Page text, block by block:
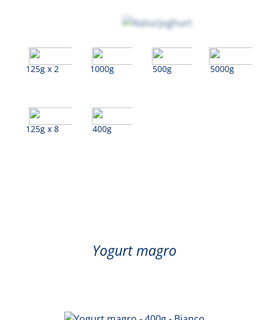
125g x 2 1000g 500g 5000g
125g x 8 400g
Yogurt magro